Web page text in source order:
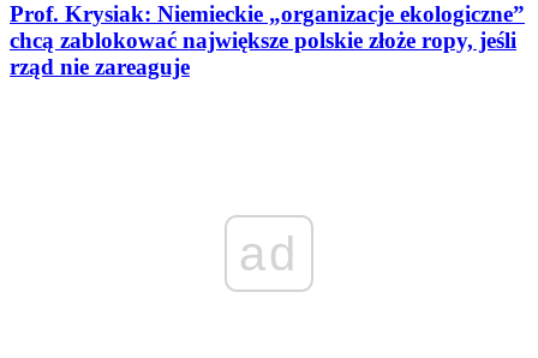
Prof. Krysiak: Niemieckie „organizacje ekologiczne”
chcą zablokować największe polskie złoże ropy, jeśli
rząd nie zareaguje
ad